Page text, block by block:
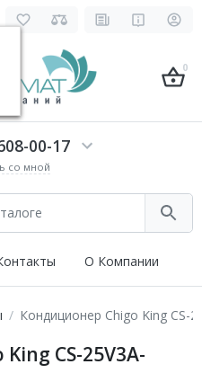
0
00-17
со мной
О Компании
Кондиционер Chigo King CS-
CS-25V3A-